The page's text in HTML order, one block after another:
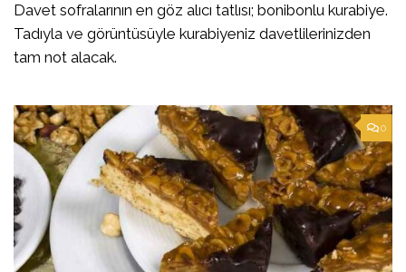
Davet sofralarının en göz alıcı tatlısı; bonibonlu kurabiye.
Tadıyla ve görüntüsüyle kurabiyeniz davetlilerinizden
tam not alacak.
0